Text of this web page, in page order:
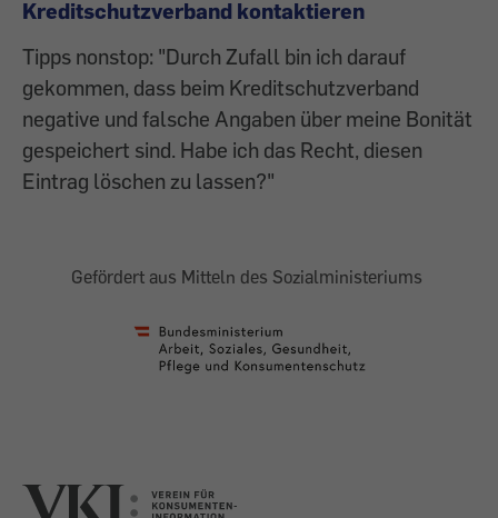
Kreditschutzverband kontaktieren
Tipps nonstop: "Durch Zufall bin ich darauf
gekommen, dass beim Kreditschutzverband
negative und falsche Angaben über meine Bonität
gespeichert sind. Habe ich das Recht, diesen
Eintrag löschen zu lassen?"
Gefördert aus Mitteln des Sozialministeriums